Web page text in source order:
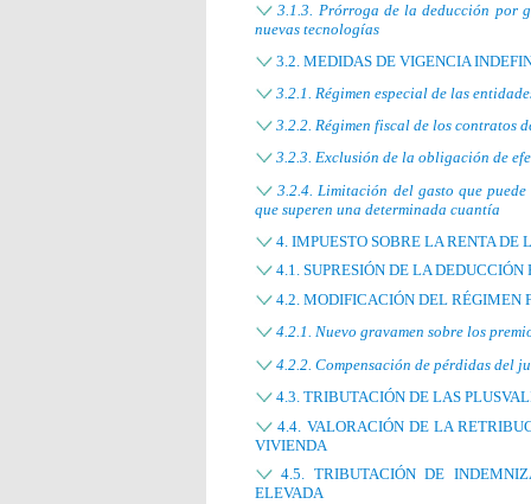
3.1.3. Prórroga de la deducción por
nuevas tecnologías
3.2. MEDIDAS DE VIGENCIA
3.2.1. Régimen especial de las
3.2.2. Régimen fiscal de los contratos
3.2.3. Exclusión de la obligación de
3.2.4. Limitación del gasto que
que superen una determinada cuantía
4. IMPUESTO SOBRE LA RENTA DE
4.1. SUPRESIÓN DE LA
4.2. MODIFICACIÓN DEL RÉGIMEN
4.2.1. Nuevo gravamen sobre los
4.2.2. Compensación de pérdidas del
4.3. TRIBUTACIÓN DE LAS
4.4. VALORACIÓN DE LA
VIVIENDA
4.5. TRIBUTACIÓN DE
ELEVADA